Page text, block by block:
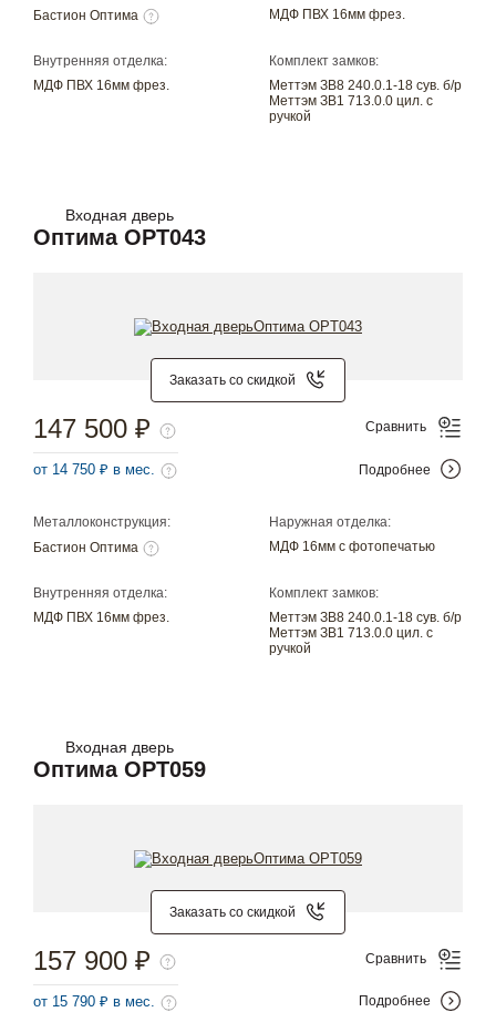
Бастион Оптима
МДФ ПВХ 16мм фрез.
Внутренняя отделка:
МДФ ПВХ 16мм фрез.
Комплект замков:
Меттэм ЗВ8 240.0.1-18 сув. б/р
Меттэм ЗВ1 713.0.0 цил. с
ручкой
Входная дверь
Оптима OPT043
Заказать со скидкой
Металлоконструкция:
Бастион Оптима
Наружная отделка:
МДФ 16мм с фотопечатью
Внутренняя отделка:
МДФ ПВХ 16мм фрез.
Комплект замков:
Меттэм ЗВ8 240.0.1-18 сув. б/р
Меттэм ЗВ1 713.0.0 цил. с
ручкой
147 500 ₽
от 14 750 ₽ в мес.
Сравнить
Подробнее
Входная дверь
Оптима OPT059
Заказать со скидкой
157 900 ₽
от 15 790 ₽ в мес.
Сравнить
Подробнее